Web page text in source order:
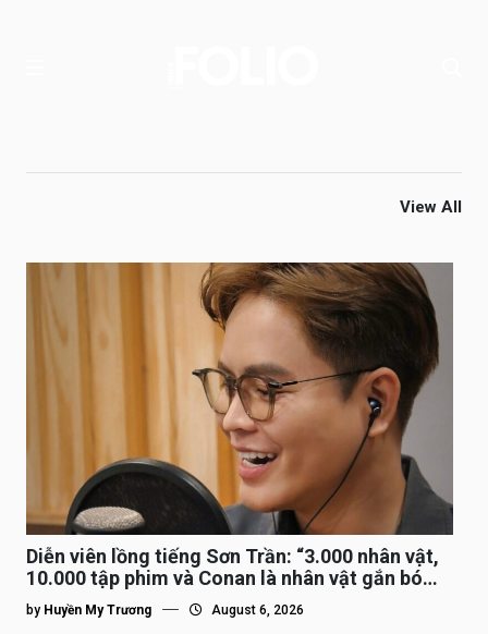
View All
Diễn viên lồng tiếng Sơn Trần: “3.000 nhân vật,
10.000 tập phim và Conan là nhân vật gắn bó
lâu nhất”
by Huyền My Trương August 6, 2026